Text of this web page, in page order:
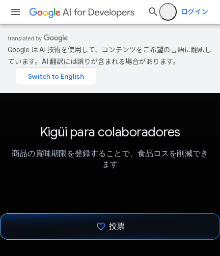
ログイン
Google は AI 技術を使用して、コンテンツをご希望の言語に翻訳し
ています。AI 翻訳には誤りが含まれる場合があります。
Kigüi para colaboradores
商品の賞味期限を登録することで、食品ロスを削減でき
ます
投票